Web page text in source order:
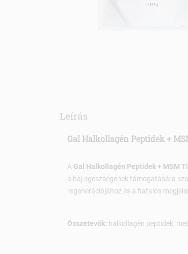
Leírás
Gal Halkollagén Peptidek +
A Gal Halkollagén Peptidek + MSM
a haj egészségének támogatására
regenerációjához és a fiatalos
Összetevők: halkollagén peptidek,